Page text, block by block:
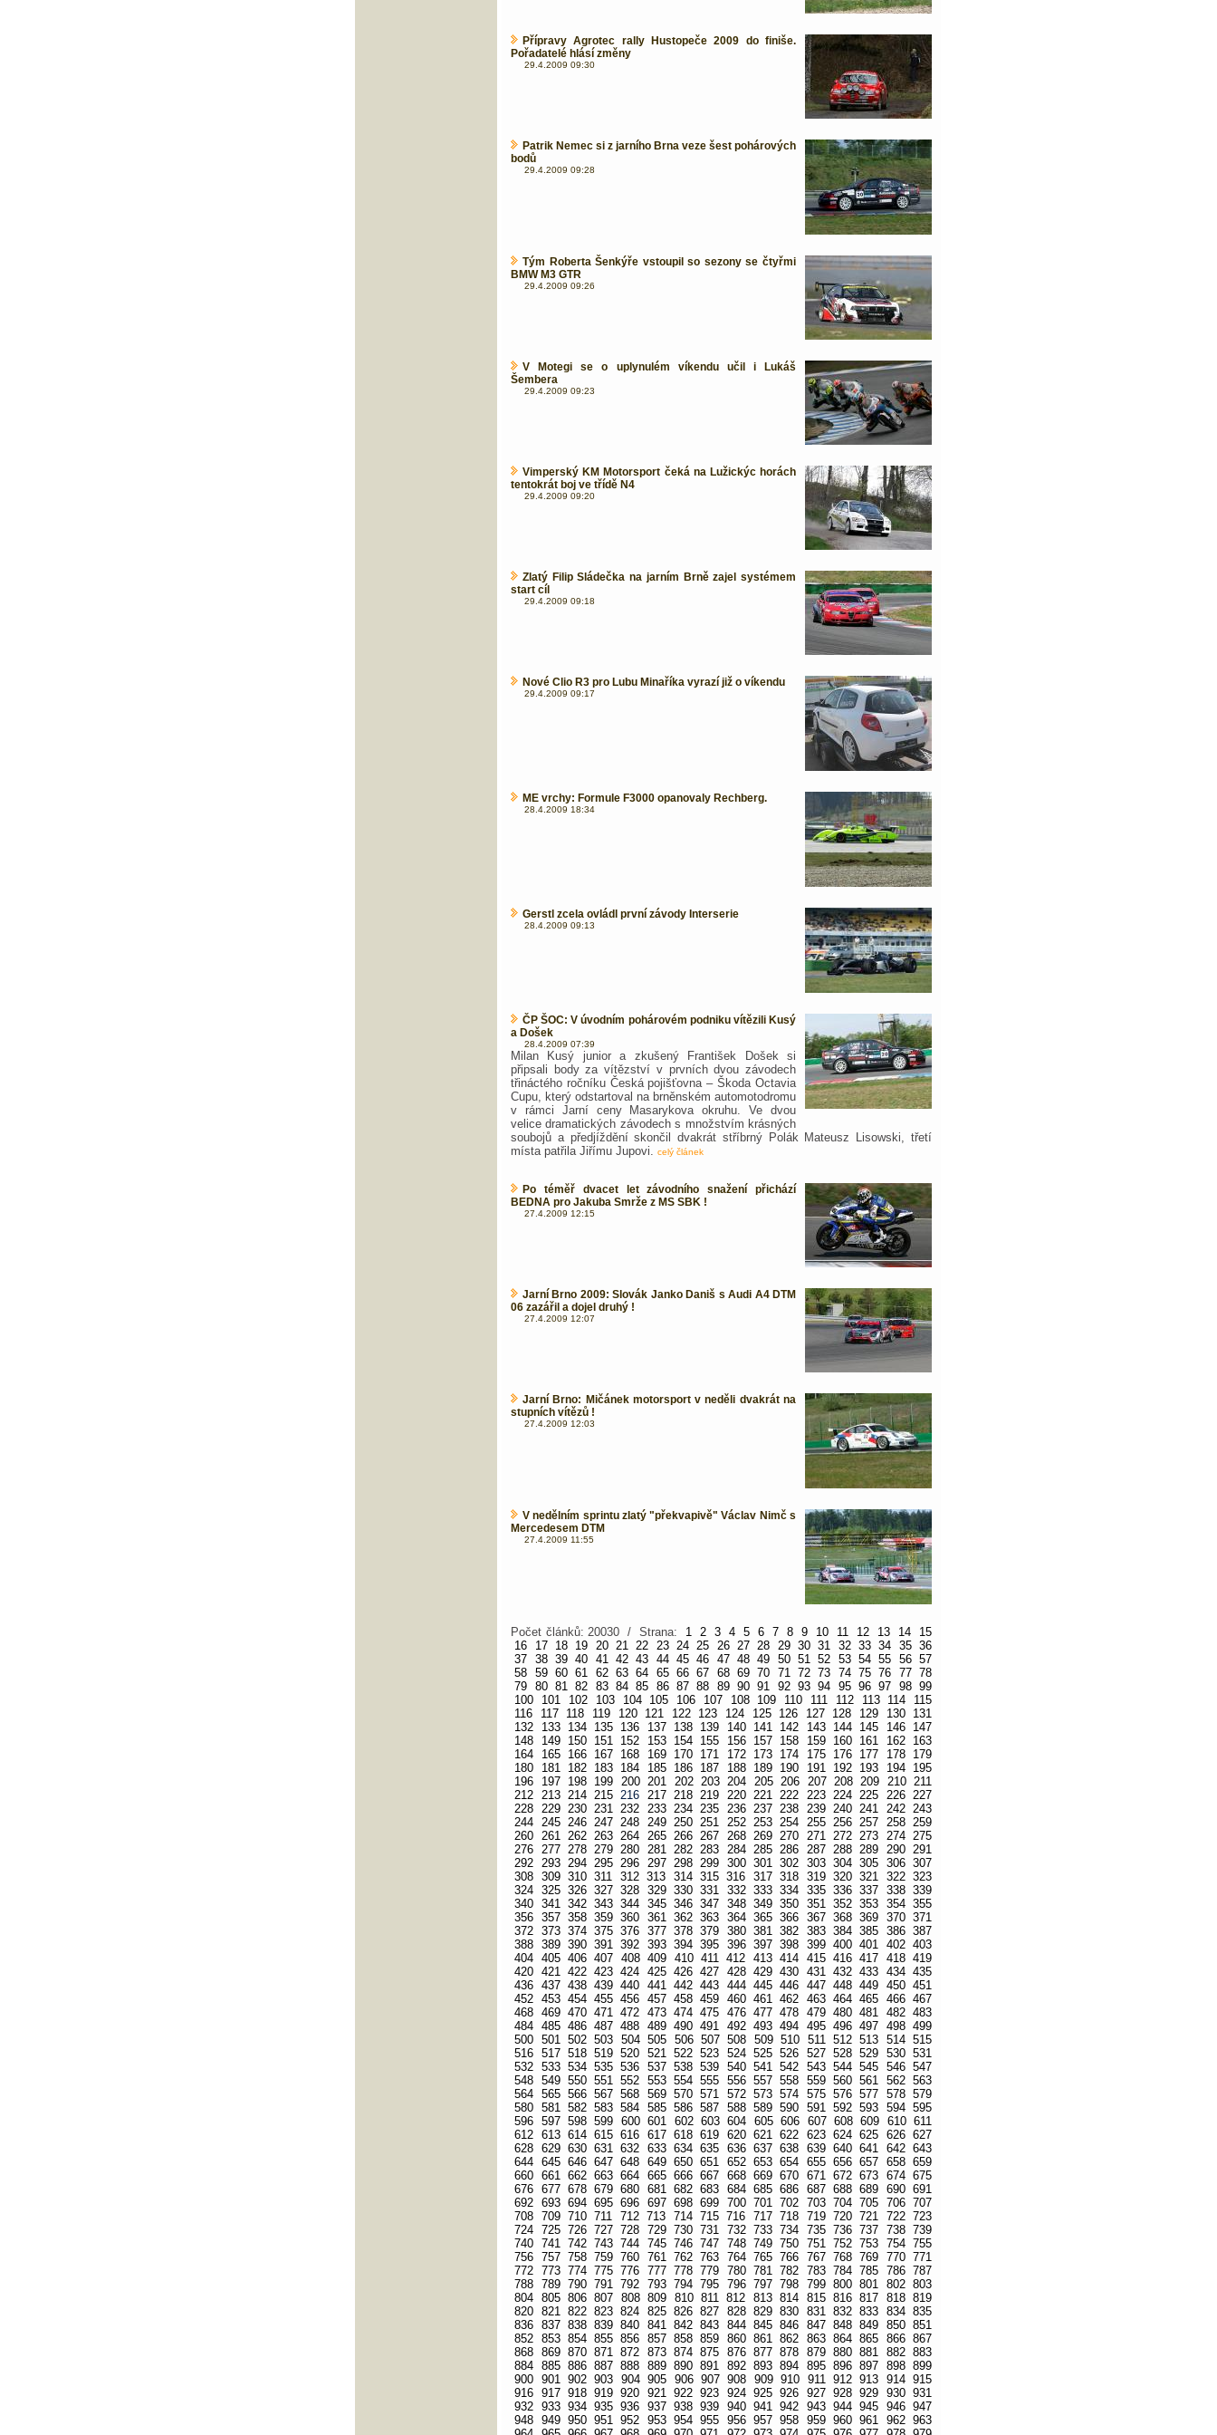
Přípravy Agrotec rally Hustopeče 2009 do finiše.
Pořadatelé hlásí změny
29.4.2009 09:30
Patrik Nemec si z jarního Brna veze šest pohárových
bodů
29.4.2009 09:28
Tým Roberta Šenkýře vstoupil so sezony se čtyřmi
BMW M3 GTR
29.4.2009 09:26
V Motegi se o uplynulém víkendu učil i Lukáš
Šembera
29.4.2009 09:23
Vimperský KM Motorsport čeká na Lužickýc horách
tentokrát boj ve třídě N4
29.4.2009 09:20
Zlatý Filip Sládečka na jarním Brně zajel systémem
start cíl
29.4.2009 09:18
Nové Clio R3 pro Lubu Minaříka vyrazí již o víkendu
29.4.2009 09:17
ME vrchy: Formule F3000 opanovaly Rechberg.
28.4.2009 18:34
Gerstl zcela ovládl první závody Interserie
28.4.2009 09:13
ČP ŠOC: V úvodním pohárovém podniku vítězili Kusý
a Došek
28.4.2009 07:39
Milan Kusý junior a zkušený František Došek si
připsali body za vítězství v prvních dvou závodech
třináctého ročníku Česká pojišťovna – Škoda Octavia
Cupu, který odstartoval na brněnském automotodromu
v rámci Jarní ceny Masarykova okruhu. Ve dvou
velice dramatických závodech s množstvím krásných
soubojů a předjíždění skončil dvakrát stříbrný Polák Mateusz Lisowski, třetí
místa patřila Jiřímu Jupovi. celý článek
Po téměř dvacet let závodního snažení přichází
BEDNA pro Jakuba Smrže z MS SBK !
27.4.2009 12:15
Jarní Brno 2009: Slovák Janko Daniš s Audi A4 DTM
06 zazářil a dojel druhý !
27.4.2009 12:07
Jarní Brno: Mičánek motorsport v neděli dvakrát na
stupních vítězů !
27.4.2009 12:03
V nedělním sprintu zlatý "překvapivě" Václav Nimč s
Mercedesem DTM
27.4.2009 11:55
Počet článků: 20030 / Strana: 1 2 3 4 5 6 7 8 9 10 11 12 13 14
15
16
17 18 19 20 21 22 23 24 25 26 27 28 29 30 31 32 33 34 35 36
37 38 39 40 41 42 43 44 45 46 47 48 49 50 51 52 53 54 55 56 57
58 59 60 61 62 63 64 65 66 67 68 69 70 71 72 73 74 75 76 77 78
79 80 81 82 83 84 85 86 87 88 89 90 91 92 93 94 95 96 97 98 99
100
101 102 103 104 105 106 107 108 109 110 111 112 113 114
115
116
117 118 119 120 121 122 123 124 125 126 127 128 129 130
131
132
133 134 135 136 137 138 139 140 141 142 143 144 145 146
147
148
149 150 151 152 153 154 155 156 157 158 159 160 161 162
163
164
165 166 167 168 169 170 171 172 173 174 175 176 177 178
179
180
181 182 183 184 185 186 187 188 189 190 191 192 193 194
195
196
197 198 199 200 201 202 203 204 205 206 207 208 209 210 211
212 213 214 215 216 217 218 219 220 221 222 223 224 225 226 227
228 229 230 231 232 233 234 235 236 237 238 239 240 241 242 243
244 245 246 247 248 249 250 251 252 253 254 255 256 257 258 259
260 261 262 263 264 265 266 267 268 269 270 271 272 273 274 275
276 277 278 279 280 281 282 283 284 285 286 287 288 289 290 291
292 293 294 295 296 297 298 299 300 301 302 303 304 305 306 307
308 309 310 311 312 313 314 315 316 317 318 319 320 321 322 323
324 325 326 327 328 329 330 331 332 333 334 335 336 337 338 339
340 341 342 343 344 345 346 347 348 349 350 351 352 353 354 355
356 357 358 359 360 361 362 363 364 365 366 367 368 369 370 371
372 373 374 375 376 377 378 379 380 381 382 383 384 385 386 387
388 389 390 391 392 393 394 395 396 397 398 399 400 401 402 403
404 405 406 407 408 409 410 411 412 413 414 415 416 417 418 419
420 421 422 423 424 425 426 427 428 429 430 431 432 433 434 435
436 437 438 439 440 441 442 443 444 445 446 447 448 449 450 451
452 453 454 455 456 457 458 459 460 461 462 463 464 465 466 467
468 469 470 471 472 473 474 475 476 477 478 479 480 481 482 483
484 485 486 487 488 489 490 491 492 493 494 495 496 497 498 499
500 501 502 503 504 505 506 507 508 509 510 511 512 513 514 515
516 517 518 519 520 521 522 523 524 525 526 527 528 529 530 531
532 533 534 535 536 537 538 539 540 541 542 543 544 545 546 547
548 549 550 551 552 553 554 555 556 557 558 559 560 561 562 563
564 565 566 567 568 569 570 571 572 573 574 575 576 577 578 579
580 581 582 583 584 585 586 587 588 589 590 591 592 593 594 595
596 597 598 599 600 601 602 603 604 605 606 607 608 609 610 611
612 613 614 615 616 617 618 619 620 621 622 623 624 625 626 627
628 629 630 631 632 633 634 635 636 637 638 639 640 641 642 643
644 645 646 647 648 649 650 651 652 653 654 655 656 657 658 659
660 661 662 663 664 665 666 667 668 669 670 671 672 673 674 675
676 677 678 679 680 681 682 683 684 685 686 687 688 689 690 691
692 693 694 695 696 697 698 699 700 701 702 703 704 705 706 707
708 709 710 711 712 713 714 715 716 717 718 719 720 721 722 723
724 725 726 727 728 729 730 731 732 733 734 735 736 737 738 739
740 741 742 743 744 745 746 747 748 749 750 751 752 753 754 755
756 757 758 759 760 761 762 763 764 765 766 767 768 769 770 771
772 773 774 775 776 777 778 779 780 781 782 783 784 785 786 787
788 789 790 791 792 793 794 795 796 797 798 799 800 801 802 803
804 805 806 807 808 809 810 811 812 813 814 815 816 817 818 819
820 821 822 823 824 825 826 827 828 829 830 831 832 833 834 835
836 837 838 839 840 841 842 843 844 845 846 847 848 849 850 851
852 853 854 855 856 857 858 859 860 861 862 863 864 865 866 867
868 869 870 871 872 873 874 875 876 877 878 879 880 881 882 883
884 885 886 887 888 889 890 891 892 893 894 895 896 897 898 899
900 901 902 903 904 905 906 907 908 909 910 911 912 913 914 915
916 917 918 919 920 921 922 923 924 925 926 927 928 929 930 931
932 933 934 935 936 937 938 939 940 941 942 943 944 945 946 947
948 949 950 951 952 953 954 955 956 957 958 959 960 961 962 963